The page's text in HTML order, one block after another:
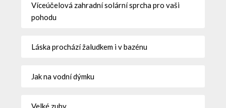
Víceúčelová zahradní solární sprcha pro vaši
pohodu
Láska prochází žaludkem i v bazénu
Jak na vodní dýmku
Velké zuby